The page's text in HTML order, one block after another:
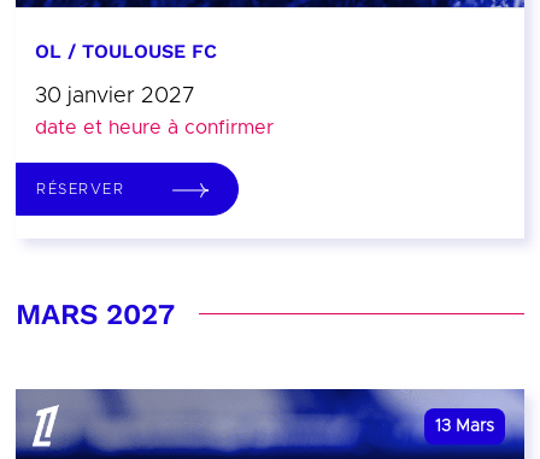
OL / TOULOUSE FC
30 janvier 2027
date et heure à confirmer
RÉSERVER
MARS 2027
13 Mars